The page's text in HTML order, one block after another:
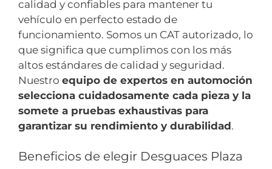
calidad y confiables para mantener tu
vehículo en perfecto estado de
funcionamiento. Somos un CAT autorizado, lo
que significa que cumplimos con los más
altos estándares de calidad y seguridad.
Nuestro equipo de expertos en automoción
selecciona cuidadosamente cada pieza y la
somete a pruebas exhaustivas para
garantizar su rendimiento y durabilidad.
Beneficios de elegir Desguaces Plaza